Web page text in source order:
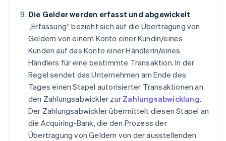
Die Gelder werden erfasst und abgewickelt
„Erfassung“ bezieht sich auf die Übertragung von
Geldern von einem Konto einer Kundin/eines
Kunden auf das Konto einer Händlerin/eines
Händlers für eine bestimmte Transaktion. In der
Regel sendet das Unternehmen am Ende des
Tages einen Stapel autorisierter Transaktionen an
den Zahlungsabwickler zur Zahlungsabwicklung.
Der Zahlungsabwickler übermittelt diesen Stapel an
die Acquiring-Bank, die den Prozess der
Übertragung von Geldern von der ausstellenden